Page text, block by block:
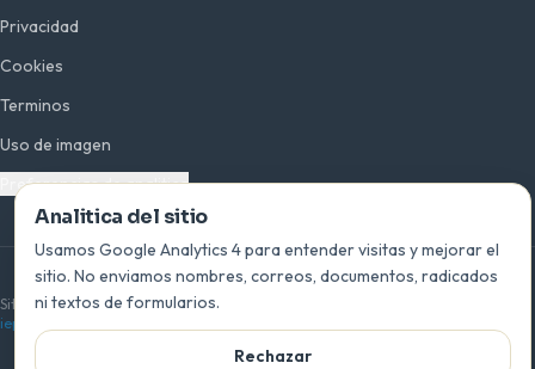
Privacidad
Cookies
Terminos
Uso de imagen
Preferencias de analitica
© 2026 INEPLAVI · San Bernardo del Viento, Córdoba · Colombia
Sitio oficial de la Institución Educativa Playas del Viento —
ieplayasdelviento.edu.co
Analitica del sitio
Usamos Google Analytics 4 para entender visitas y mejorar el
sitio. No enviamos nombres, correos, documentos, radicados
ni textos de formularios.
Rechazar